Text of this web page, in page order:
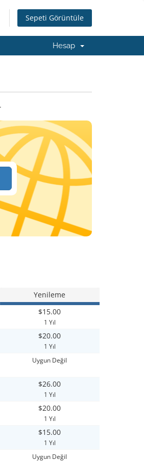
Sepeti Görüntüle
Hesap
Yenileme
$15.00
1 Yıl
$20.00
1 Yıl
Uygun Değil
$26.00
1 Yıl
$20.00
1 Yıl
$15.00
1 Yıl
Uygun Değil